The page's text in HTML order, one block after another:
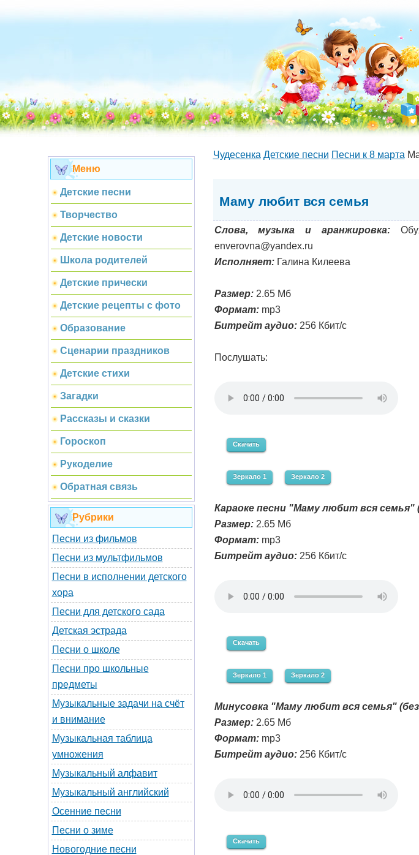
Меню
Детские песни
Творчество
Детские новости
Школа родителей
Детские прически
Детские рецепты с фото
Образование
Сценарии праздников
Детские стихи
Загадки
Рассказы и сказки
Гороскоп
Рукоделие
Обратная связь
Рубрики
Песни из фильмов
Песни из мультфильмов
Песни в исполнении детского
хора
Песни для детского сада
Детская эстрада
Песни о школе
Песни про школьные
предметы
Музыкальные задачи на счёт
и внимание
Музыкальная таблица
умножения
Музыкальный алфавит
Музыкальный английский
Осенние песни
Песни о зиме
Новогодние песни
Чудесенка Детские песни Песни к 8 марта
Маму любит вся семья
Слова, музыка и аранжировка:
enverovna@yandex.ru
Исполняет:Галина Килеева
Размер:2.65 Мб
Формат:mp3
Битрейт аудио:256 Кбит/с
Послушать:
Скачать
Зеркало 1 Зеркало 2
Караоке песни "Маму любит вся семья"
Размер:2.65 Мб
Формат:mp3
Битрейт аудио:256 Кбит/с
Скачать
Зеркало 1 Зеркало 2
Минусовка "Маму любит вся семья"
Размер:2.65 Мб
Формат:mp3
Битрейт аудио:256 Кбит/с
Скачать